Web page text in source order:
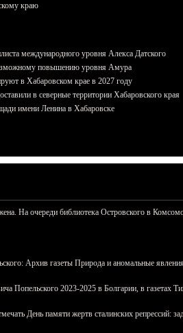
краю
международного уровня Алекса Датского
повышению уровня Амура
в Хабаровском крае в 2027 году
в северные территории Хабаровского края
имени Ленина в Хабаровске
На очереди библиотека Островского в
Архив газеты Природа и аномальные
Попельского 2023-2025 в Болгарии, в газетах
День памяти жертв сталинских репрессий: